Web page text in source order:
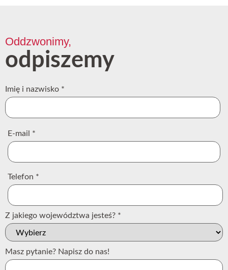
Oddzwonimy,
odpiszemy
Imię i nazwisko *
E-mail *
Telefon *
Z jakiego województwa jesteś? *
Masz pytanie? Napisz do nas!